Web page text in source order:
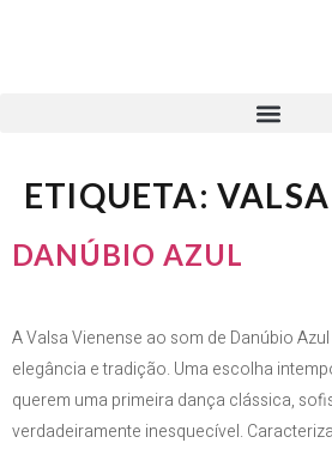
ETIQUETA: VALSA
DANÚBIO AZUL
A Valsa Vienense ao som de Danúbio
elegância e tradição. Uma escolha
querem uma primeira dança clássica,
verdadeiramente inesquecível.